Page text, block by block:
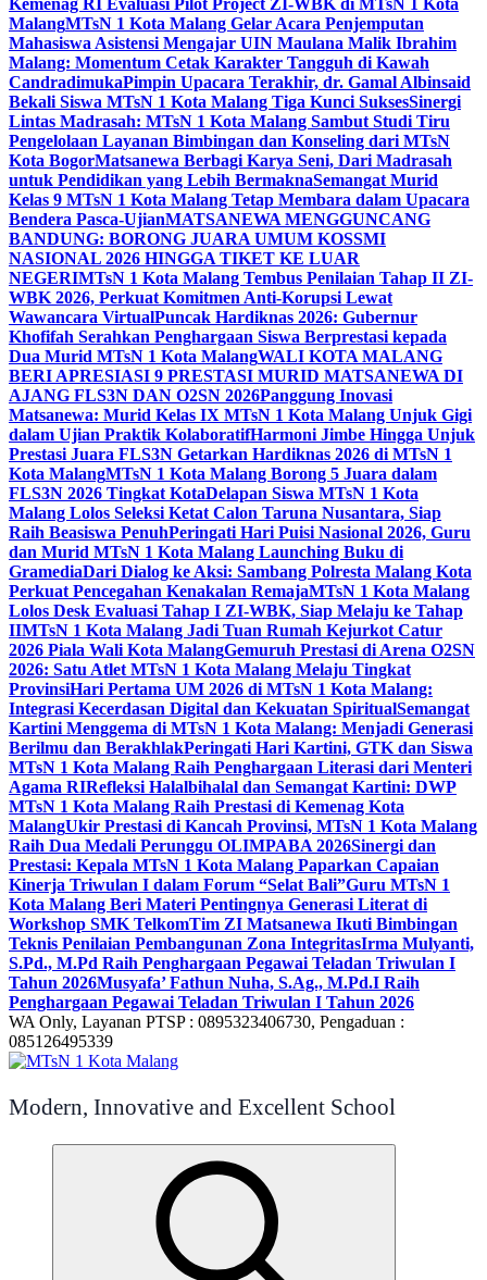
Kemenag RI Evaluasi Pilot Project ZI-WBK di MTsN 1 Kota
MalangMTsN 1 Kota Malang Gelar Acara Penjemputan
Mahasiswa Asistensi Mengajar UIN Maulana Malik Ibrahim
Malang: Momentum Cetak Karakter Tangguh di Kawah
CandradimukaPimpin Upacara Terakhir, dr. Gamal Albinsaid
Bekali Siswa MTsN 1 Kota Malang Tiga Kunci SuksesSinergi
Lintas Madrasah: MTsN 1 Kota Malang Sambut Studi Tiru
Pengelolaan Layanan Bimbingan dan Konseling dari MTsN
Kota BogorMatsanewa Berbagi Karya Seni, Dari Madrasah
untuk Pendidikan yang Lebih BermaknaSemangat Murid
Kelas 9 MTsN 1 Kota Malang Tetap Membara dalam Upacara
Bendera Pasca-UjianMATSANEWA MENGGUNCANG
BANDUNG: BORONG JUARA UMUM KOSSMI
NASIONAL 2026 HINGGA TIKET KE LUAR
NEGERIMTsN 1 Kota Malang Tembus Penilaian Tahap II ZI-
WBK 2026, Perkuat Komitmen Anti-Korupsi Lewat
Wawancara VirtualPuncak Hardiknas 2026: Gubernur
Khofifah Serahkan Penghargaan Siswa Berprestasi kepada
Dua Murid MTsN 1 Kota MalangWALI KOTA MALANG
BERI APRESIASI 9 PRESTASI MURID MATSANEWA DI
AJANG FLS3N DAN O2SN 2026Panggung Inovasi
Matsanewa: Murid Kelas IX MTsN 1 Kota Malang Unjuk Gigi
dalam Ujian Praktik KolaboratifHarmoni Jimbe Hingga Unjuk
Prestasi Juara FLS3N Getarkan Hardiknas 2026 di MTsN 1
Kota MalangMTsN 1 Kota Malang Borong 5 Juara dalam
FLS3N 2026 Tingkat KotaDelapan Siswa MTsN 1 Kota
Malang Lolos Seleksi Ketat Calon Taruna Nusantara, Siap
Raih Beasiswa PenuhPeringati Hari Puisi Nasional 2026, Guru
dan Murid MTsN 1 Kota Malang Launching Buku di
GramediaDari Dialog ke Aksi: Sambang Polresta Malang Kota
Perkuat Pencegahan Kenakalan RemajaMTsN 1 Kota Malang
Lolos Desk Evaluasi Tahap I ZI-WBK, Siap Melaju ke Tahap
IIMTsN 1 Kota Malang Jadi Tuan Rumah Kejurkot Catur
2026 Piala Wali Kota MalangGemuruh Prestasi di Arena O2SN
2026: Satu Atlet MTsN 1 Kota Malang Melaju Tingkat
ProvinsiHari Pertama UM 2026 di MTsN 1 Kota Malang:
Integrasi Kecerdasan Digital dan Kekuatan SpiritualSemangat
Kartini Menggema di MTsN 1 Kota Malang: Menjadi Generasi
Berilmu dan BerakhlakPeringati Hari Kartini, GTK dan Siswa
MTsN 1 Kota Malang Raih Penghargaan Literasi dari Menteri
Agama RIRefleksi Halalbihalal dan Semangat Kartini: DWP
MTsN 1 Kota Malang Raih Prestasi di Kemenag Kota
MalangUkir Prestasi di Kancah Provinsi, MTsN 1 Kota Malang
Raih Dua Medali Perunggu OLIMPABA 2026Sinergi dan
Prestasi: Kepala MTsN 1 Kota Malang Paparkan Capaian
Kinerja Triwulan I dalam Forum “Selat Bali”Guru MTsN 1
Kota Malang Beri Materi Pentingnya Generasi Literat di
Workshop SMK TelkomTim ZI Matsanewa Ikuti Bimbingan
Teknis Penilaian Pembangunan Zona IntegritasIrma Mulyanti,
S.Pd., M.Pd Raih Penghargaan Pegawai Teladan Triwulan I
Tahun 2026Musyafa’ Fathun Nuha, S.Ag., M.Pd.I Raih
Penghargaan Pegawai Teladan Triwulan I Tahun 2026
WA Only, Layanan PTSP : 0895323406730, Pengaduan :
085126495339
Modern, Innovative and Excellent School